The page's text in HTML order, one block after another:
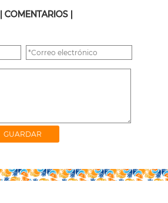
| COMENTARIOS |